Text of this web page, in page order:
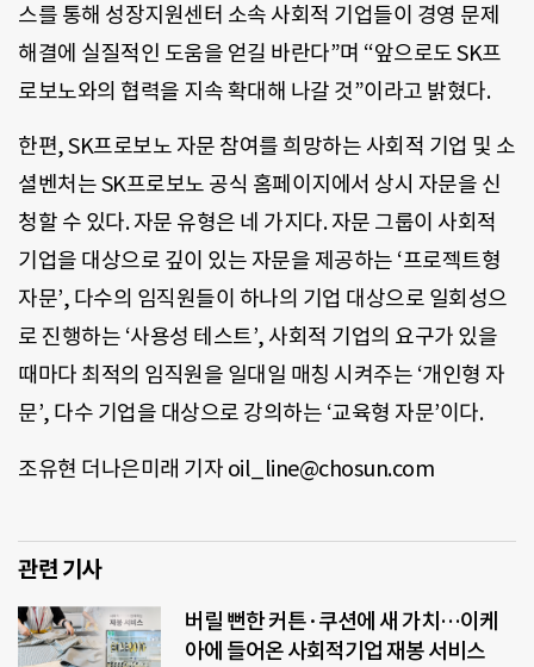
스를 통해 성장지원센터 소속 사회적 기업들이 경영 문제
해결에 실질적인 도움을 얻길 바란다”며 “앞으로도 SK프
로보노와의 협력을 지속 확대해 나갈 것”이라고 밝혔다.
한편, SK프로보노 자문 참여를 희망하는 사회적 기업 및 소
셜벤처는 SK프로보노 공식 홈페이지에서 상시 자문을 신
청할 수 있다. 자문 유형은 네 가지다. 자문 그룹이 사회적
기업을 대상으로 깊이 있는 자문을 제공하는 ‘프로젝트형
자문’, 다수의 임직원들이 하나의 기업 대상으로 일회성으
로 진행하는 ‘사용성 테스트’, 사회적 기업의 요구가 있을
때마다 최적의 임직원을 일대일 매칭 시켜주는 ‘개인형 자
문’, 다수 기업을 대상으로 강의하는 ‘교육형 자문’이다.
조유현 더나은미래 기자 oil_line@chosun.com
관련 기사
버릴 뻔한 커튼·쿠션에 새 가치…이케
아에 들어온 사회적기업 재봉 서비스